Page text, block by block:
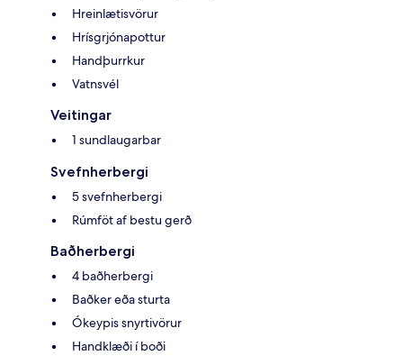
Hreinlætisvörur
Hrísgrjónapottur
Handþurrkur
Vatnsvél
Veitingar
1 sundlaugarbar
Svefnherbergi
5 svefnherbergi
Rúmföt af bestu gerð
Baðherbergi
4 baðherbergi
Baðker eða sturta
Ókeypis snyrtivörur
Handklæði í boði